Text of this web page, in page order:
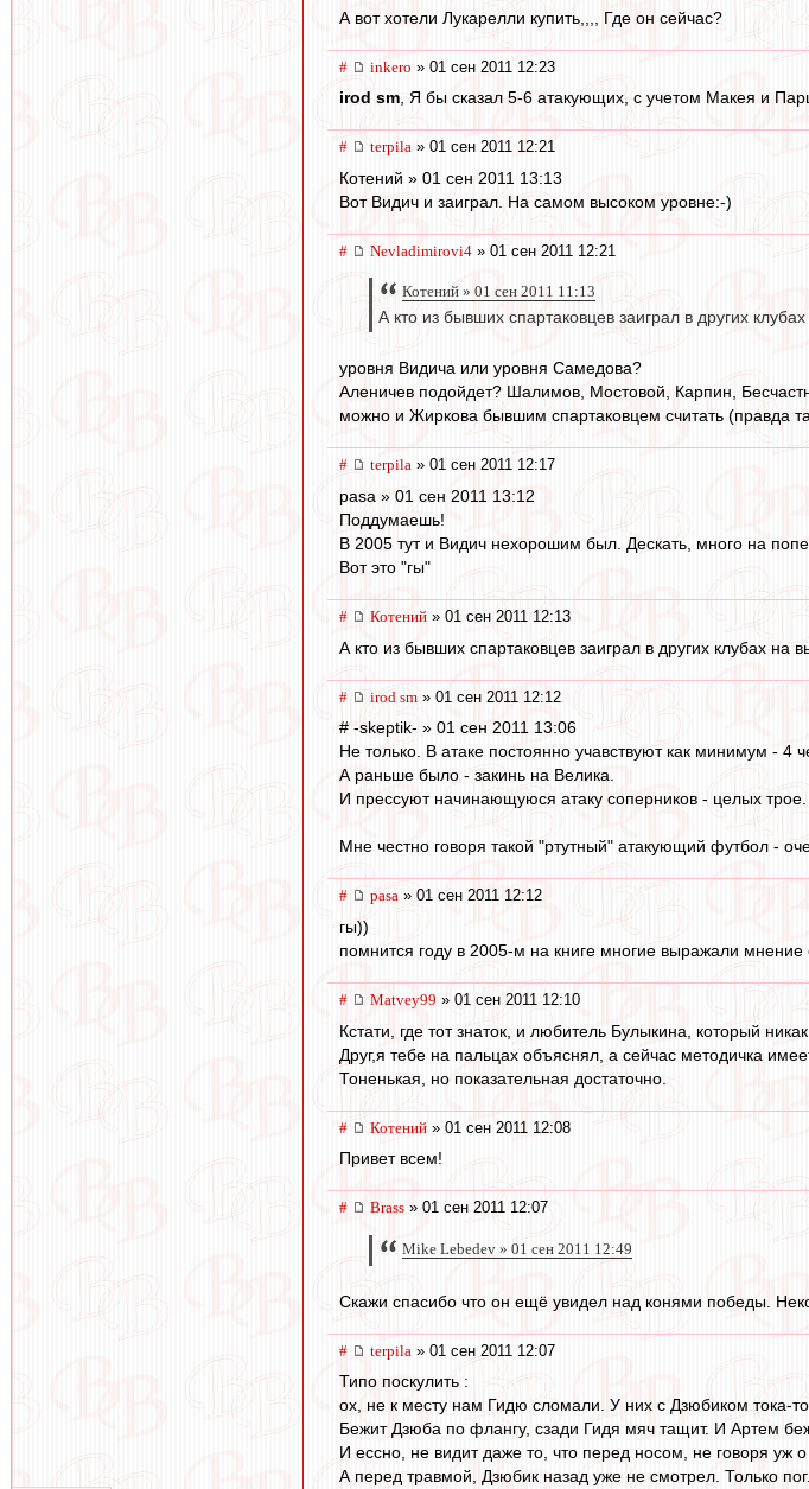
А вот хотели Лукарелли купить,,,, Где он сейчас?
# inkero » 01 сен 2011 12:23
irod sm, Я бы сказал 5-6 атакующих, с учетом Макея и
# terpila » 01 сен 2011 12:21
Котений » 01 сен 2011 13:13
Вот Видич и заиграл. На самом высоком уровне:-)
# Nevladimirovi4 » 01 сен 2011 12:21
Котений » 01 сен 2011 11:13
А кто из бывших спартаковцев заиграл в других
уровня Видича или уровня Самедова?
Аленичев подойдет? Шалимов, Мостовой, Карпин,
можно и Жиркова бывшим спартаковцем считать (правда
# terpila » 01 сен 2011 12:17
pasa » 01 сен 2011 13:12
Поддумаешь!
В 2005 тут и Видич нехорошим был. Дескать, много на попе
Вот это "гы"
# Котений » 01 сен 2011 12:13
А кто из бывших спартаковцев заиграл в других клубах на
# irod sm » 01 сен 2011 12:12
# -skeptik- » 01 сен 2011 13:06
Не только. В атаке постоянно учавствуют как минимум - 4
А раньше было - закинь на Велика.
И прессуют начинающуюся атаку соперников - целых
Мне честно говоря такой "ртутный" атакующий футбол -
# pasa » 01 сен 2011 12:12
гы))
помнится году в 2005-м на книге многие выражали
# Matvey99 » 01 сен 2011 12:10
Кстати, где тот знаток, и любитель Булыкина, который
Друг,я тебе на пальцах объяснял, а сейчас методичка
Тоненькая, но показательная достаточно.
# Котений » 01 сен 2011 12:08
Привет всем!
# Brass » 01 сен 2011 12:07
Mike Lebedev » 01 сен 2011 12:49
Скажи спасибо что он ещё увидел над конями победы.
# terpila » 01 сен 2011 12:07
Типо поскулить :
ох, не к месту нам Гидю сломали. У них с Дзюбиком тока-
Бежит Дзюба по флангу, сзади Гидя мяч тащит. И Артем
И ессно, не видит даже то, что перед носом, не говоря уж
А перед травмой, Дзюбик назад уже не смотрел. Только